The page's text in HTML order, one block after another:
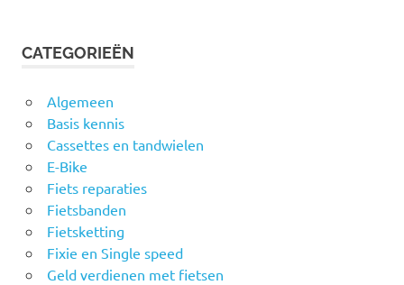
CATEGORIEËN
Algemeen
Basis kennis
Cassettes en tandwielen
E-Bike
Fiets reparaties
Fietsbanden
Fietsketting
Fixie en Single speed
Geld verdienen met fietsen